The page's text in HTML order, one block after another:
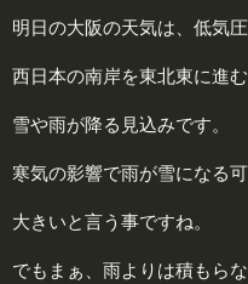
明日の大阪の天気は、低気
西日本の南岸を東北東に進む
雪や雨が降る見込みです。
寒気の影響で雨が雪になる
大きいと言う事ですね。
でもまぁ、雨よりは積もら